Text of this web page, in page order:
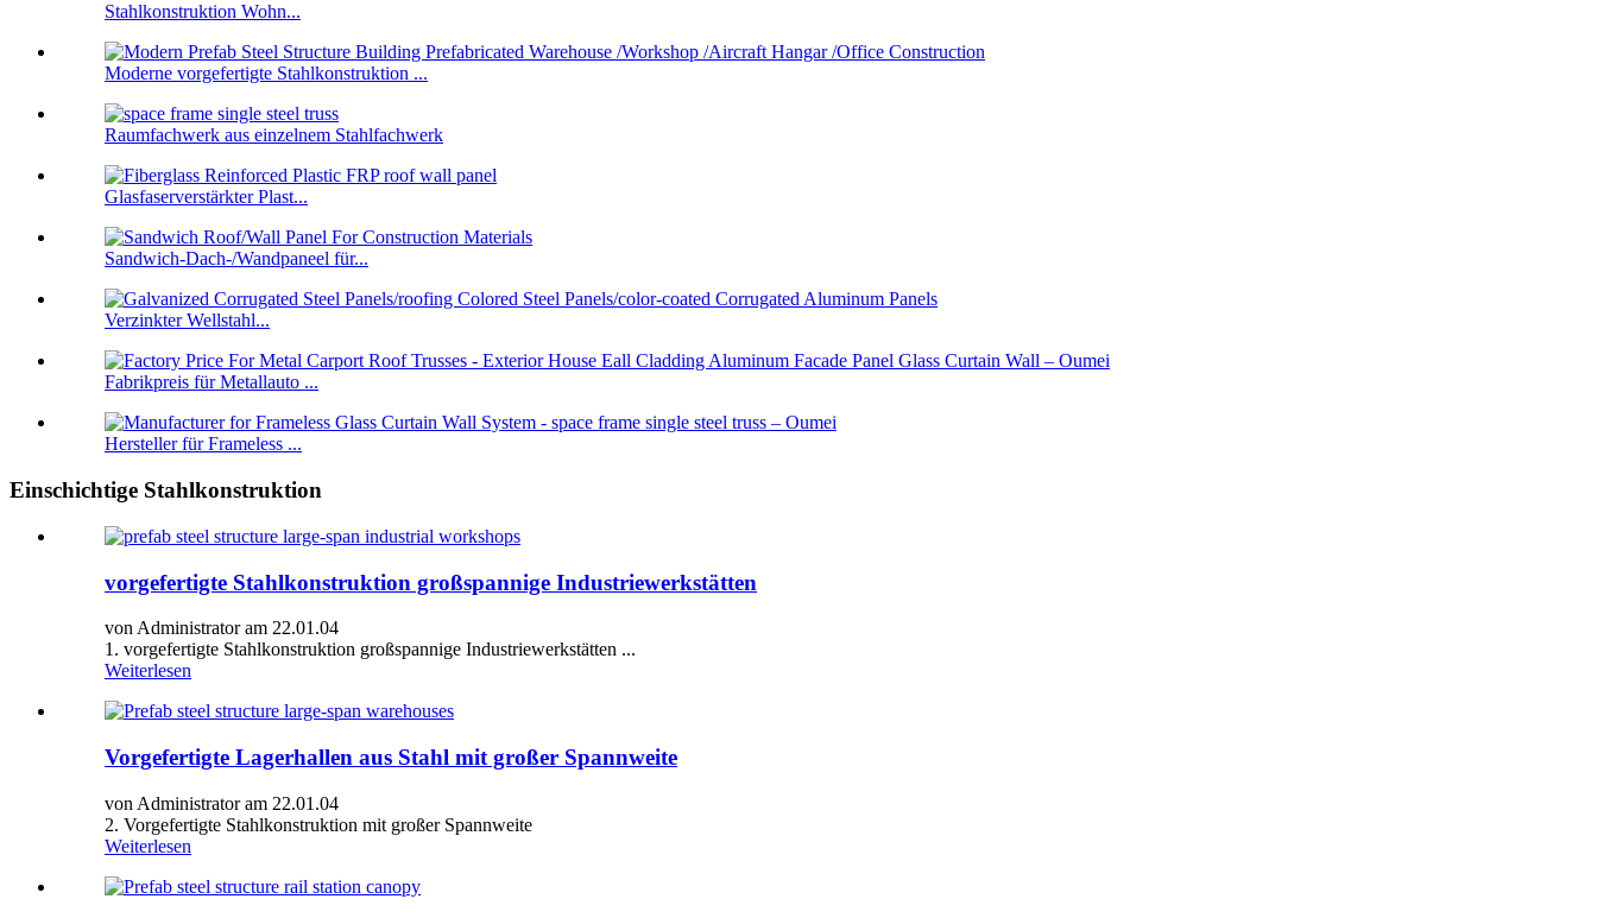
Stahlkonstruktion Wohn...
Moderne vorgefertigte Stahlkonstruktion ...
Raumfachwerk aus einzelnem Stahlfachwerk
Glasfaserverstärkter Plast...
Sandwich-Dach-/Wandpaneel für...
Verzinkter Wellstahl...
Fabrikpreis für Metallauto ...
Hersteller für Frameless ...
Einschichtige Stahlkonstruktion
vorgefertigte Stahlkonstruktion großspannige Industriewerkstätten
von Administrator am 22.01.04
1. vorgefertigte Stahlkonstruktion großspannige Industriewerkstätten ...
Weiterlesen
Vorgefertigte Lagerhallen aus Stahl mit großer Spannweite
von Administrator am 22.01.04
2. Vorgefertigte Stahlkonstruktion mit großer Spannweite
Weiterlesen